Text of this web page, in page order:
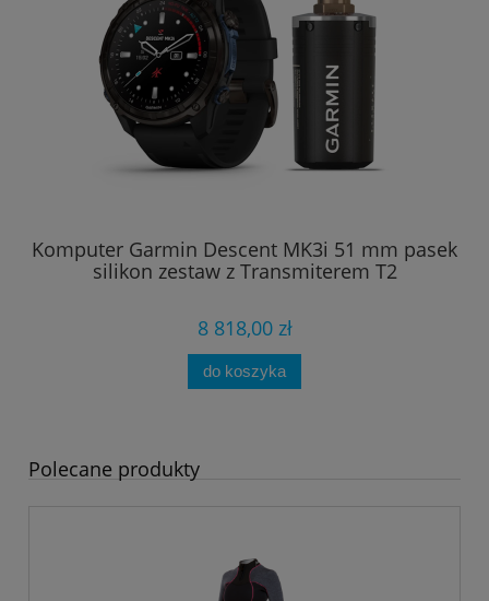
Komputer Garmin Descent MK3i 51 mm pasek
silikon zestaw z Transmiterem T2
8 818,00 zł
do koszyka
Polecane produkty